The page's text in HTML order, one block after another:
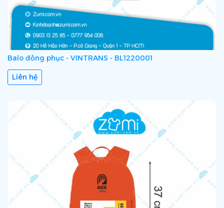
Balo đồng phục - VINTRANS - BL1220001
Liên hệ